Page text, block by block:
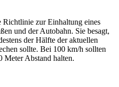
Richtlinie zur Einhaltung eines
und der Autobahn. Sie besagt,
der Hälfte der aktuellen
sollte. Bei 100 km/h sollten
Meter Abstand halten.